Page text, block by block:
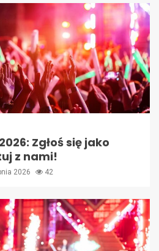
Zgłoś się jako
z nami!
2026 42